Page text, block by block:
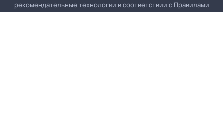
рекомендательные технологии в соответствии с Правилами